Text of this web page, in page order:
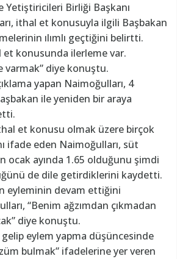
Yetiştiricileri Birliği Başkanı
ithal et konusuyla ilgili Başbakan
ılımlı geçtiğini belirtti.
et konusunda ilerleme var.
varmak” diye konuştu.
yapan Naimoğulları, 4
ile yeniden bir araya
et konusu olmak üzere birçok
ifade eden Naimoğulları, süt
ocak ayında 1.65 olduğunu şimdi
de dile getirdiklerini kaydetti.
eyleminin devam ettiğini
“Benim ağzımdan çıkmadan
diye konuştu.
eylem yapma düşüncesinde
bulmak” ifadelerine yer veren